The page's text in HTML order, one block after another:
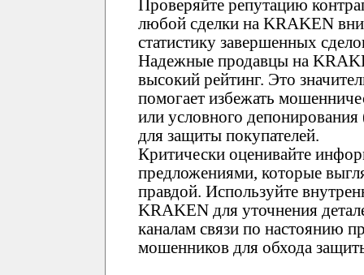
Проверяйте репутацию
любой сделки на KRAKEN
статистику завершенных
Надежные продавцы на
высокий рейтинг. Это
помогает избежать
или условного
для защиты покупателей.
Критически оценивайте
предложениями, которые
правдой. Используйте
KRAKEN для уточнения
каналам связи по настоянию
мошенников для обхода